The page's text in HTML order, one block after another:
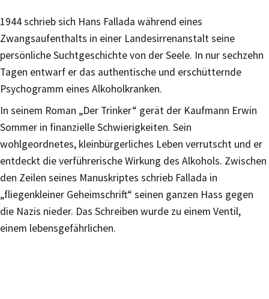
1944 schrieb sich Hans Fallada während eines
Zwangsaufenthalts in einer Landesirrenanstalt seine
persönliche Suchtgeschichte von der Seele. In nur sechzehn
Tagen entwarf er das authentische und erschütternde
Psychogramm eines Alkoholkranken.
In seinem Roman „Der Trinker“ gerät der Kaufmann Erwin
Sommer in finanzielle Schwierigkeiten. Sein
wohlgeordnetes, kleinbürgerliches Leben verrutscht und er
entdeckt die verführerische Wirkung des Alkohols. Zwischen
den Zeilen seines Manuskriptes schrieb Fallada in
„fliegenkleiner Geheimschrift“ seinen ganzen Hass gegen
die Nazis nieder. Das Schreiben wurde zu einem Ventil,
einem lebensgefährlichen.